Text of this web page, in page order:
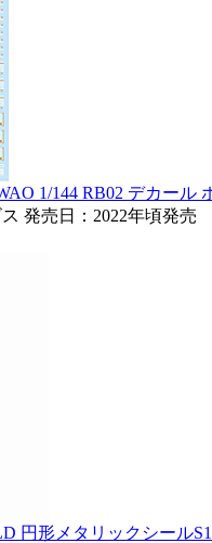
1/144 RB02 デカール
発売日：2022年頃発売
円形メタリックシール